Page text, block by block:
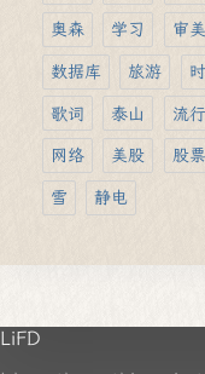
奥森 学习 审美
数据库 旅游
歌词 泰山 流
网络 美股 股票
雪 静电
LiFD